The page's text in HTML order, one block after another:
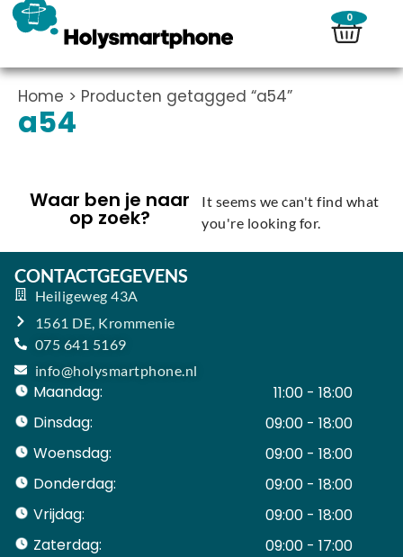
0
Home > Producten getagged “a54”
a54
Waar ben je naar
op zoek?
It seems we can't find what
you're looking for.
CONTACTGEGEVENS
Heiligeweg 43A
1561 DE, Krommenie
075 641 5169
info@holysmartphone.nl
Maandag:
11:00 - 18:00
Dinsdag:
09:00 - 18:00
Woensdag:
09:00 - 18:00
Donderdag:
09:00 - 18:00
Vrijdag:
09:00 - 18:00
Zaterdag:
09:00 - 17:00